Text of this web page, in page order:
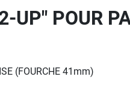
UP" POUR
(FOURCHE 41mm)